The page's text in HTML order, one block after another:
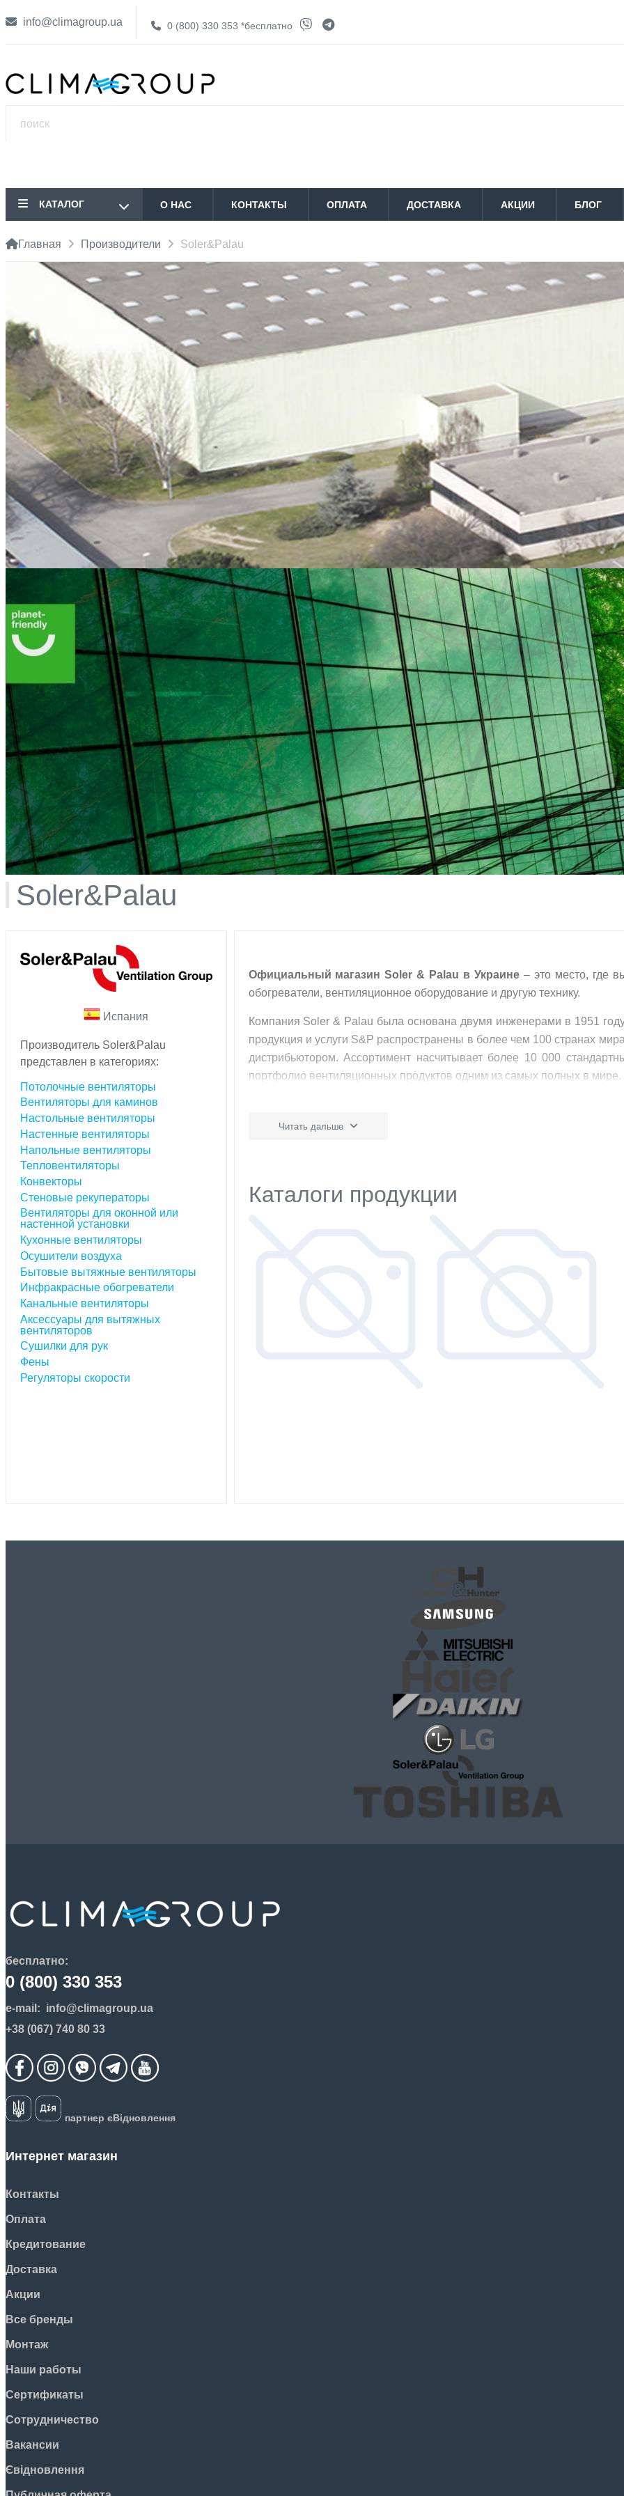
info@climagroup.ua 0 (800) 330 353 *бесплатно
КАТАЛОГ О НАС КОНТАКТЫ ОПЛАТА ДОСТАВКА АКЦИИ БЛОГ
Главная Производители Soler&Palau
Soler&Palau
Официальный магазин Soler & Palau в Украине – это место, где
обогреватели, вентиляционное оборудование и другую технику.
Компания Soler & Palau была основана двумя инженерами в 1951
продукция и услуги S&P распространены в более чем 100 странах
дистрибьютором. Ассортимент насчитывает более 10 000
портфолио вентиляционных продуктов одним из самых полных в мире.
Запатентованная технология:
Заводы компании расположены в Европе, Азии и Америке,
ежегодно. Это означает, что продукция Soler & Palau Ventilation Group
Читать дальше
Каталоги продукции
Испания
Производитель Soler&Palau
представлен в категориях:
Потолочные вентиляторы
Вентиляторы для каминов
Настольные вентиляторы
Настенные вентиляторы
Напольные вентиляторы
Тепловентиляторы
Конвекторы
Стеновые рекуператоры
Вентиляторы для оконной или
настенной установки
Кухонные вентиляторы
Осушители воздуха
Бытовые вытяжные вентиляторы
Инфракрасные обогреватели
Канальные вентиляторы
Аксессуары для вытяжных
вентиляторов
Сушилки для рук
Фены
Регуляторы скорости
бесплатно:
0 (800) 330 353
e-mail: info@climagroup.ua
+38 (067) 740 80 33
партнер єВідновлення
Интернет магазин
Контакты
Оплата
Кредитование
Доставка
Акции
Все бренды
Монтаж
Наши работы
Сертификаты
Сотрудничество
Вакансии
Євідновлення